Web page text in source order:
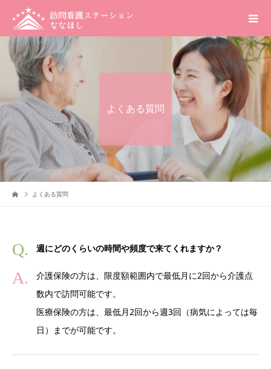
よくある質問
よくある質問
週にどのくらいの時間や頻度で来てくれますか？
介護保険の方は、限度額範囲内で最低月に2回から介護点
数内で訪問可能です。
医療保険の方は、最低月2回から週3回（病気によっては毎
日）までが可能です。